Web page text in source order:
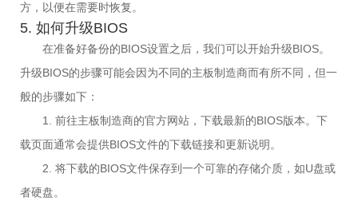
方，以便在需要时恢复。
5. 如何升级BIOS
在准备好备份的BIOS设置之后，我们可以开始升级BIOS。
升级BIOS的步骤可能会因为不同的主板制造商而有所不同，但一
般的步骤如下：
1. 前往主板制造商的官方网站，下载最新的BIOS版本。下
载页面通常会提供BIOS文件的下载链接和更新说明。
2. 将下载的BIOS文件保存到一个可靠的存储介质，如U盘或
者硬盘。